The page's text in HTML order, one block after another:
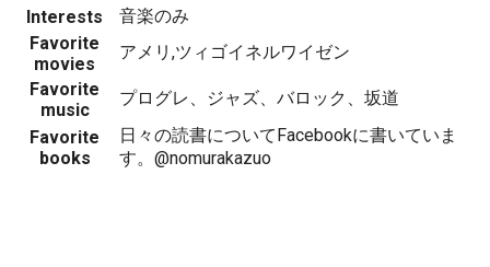
Interests
音楽のみ
Favorite
movies
アメリ,ツィゴイネルワイゼン
Favorite
music
プログレ、ジャズ、バロック、坂道
Favorite
books
日々の読書についてFacebookに書いていま
す。@nomurakazuo